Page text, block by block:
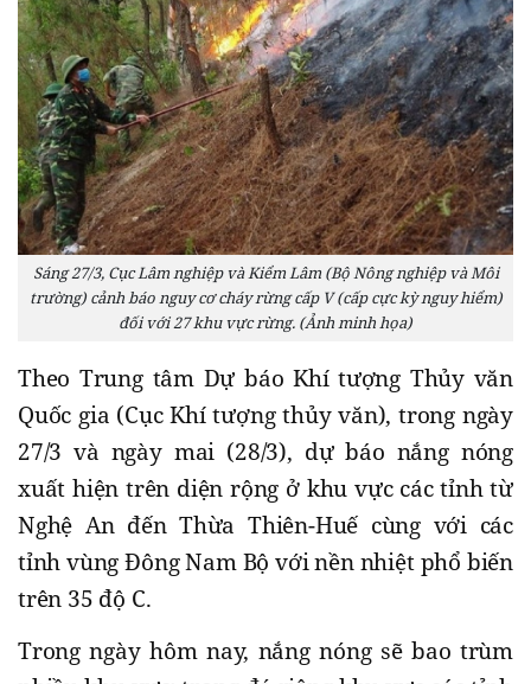
Sáng 27/3, Cục Lâm nghiệp và Kiểm Lâm (Bộ Nông nghiệp và Môi
trường) cảnh báo nguy cơ cháy rừng cấp V (cấp cực kỳ nguy hiểm)
đối với 27 khu vực rừng. (Ảnh minh họa)
Theo Trung tâm Dự báo Khí tượng Thủy văn
Quốc gia (Cục Khí tượng thủy văn), trong ngày
27/3 và ngày mai (28/3), dự báo nắng nóng
xuất hiện trên diện rộng ở khu vực các tỉnh từ
Nghệ An đến Thừa Thiên-Huế cùng với các
tỉnh vùng Đông Nam Bộ với nền nhiệt phổ biến
trên 35 độ C.
Trong ngày hôm nay, nắng nóng sẽ bao trùm